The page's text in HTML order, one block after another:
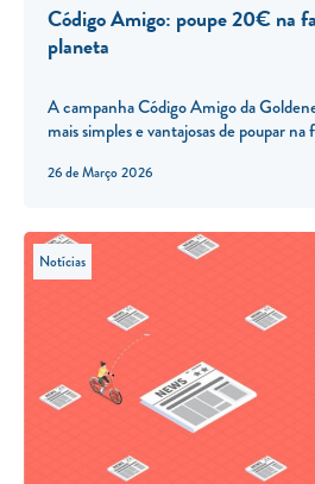
26 de Março 2026
Código Amigo: poupe 20€ na
planeta
A campanha Código Amigo da
mais simples e vantajosas de poupar
Notícias